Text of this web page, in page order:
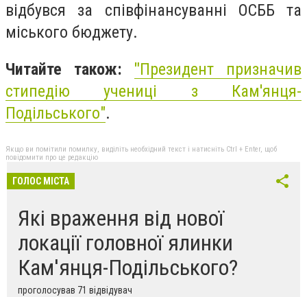
відбувся за співфінансуванні ОСББ та
міського бюджету.
Читайте також: "Президент призначив
стипедію учениці з Кам'янця-
Подільського".
Якщо ви помітили помилку, виділіть необхідний текст і натисніть Ctrl + Enter, щоб
повідомити про це редакцію
ГОЛОС МІСТА
Які враження від нової
локації головної ялинки
Кам'янця-Подільського?
проголосував 71 відвідувач